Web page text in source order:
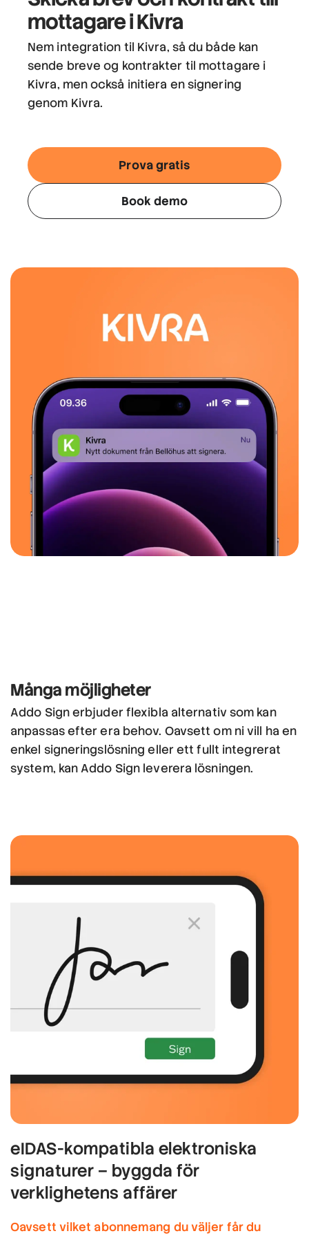
mottagare i Kivra
Nem integration til Kivra, så du både kan
sende breve og kontrakter til mottagare i
Kivra, men också initiera en signering
genom Kivra.
Prova gratis
Book demo
Många möjligheter
Addo Sign erbjuder flexibla alternativ som kan
anpassas efter era behov. Oavsett om ni vill ha en
enkel signeringslösning eller ett fullt integrerat
system, kan Addo Sign leverera lösningen.
eIDAS-kompatibla elektroniska
signaturer – byggda för
verklighetens affärer
Oavsett vilket abonnemang du väljer får du